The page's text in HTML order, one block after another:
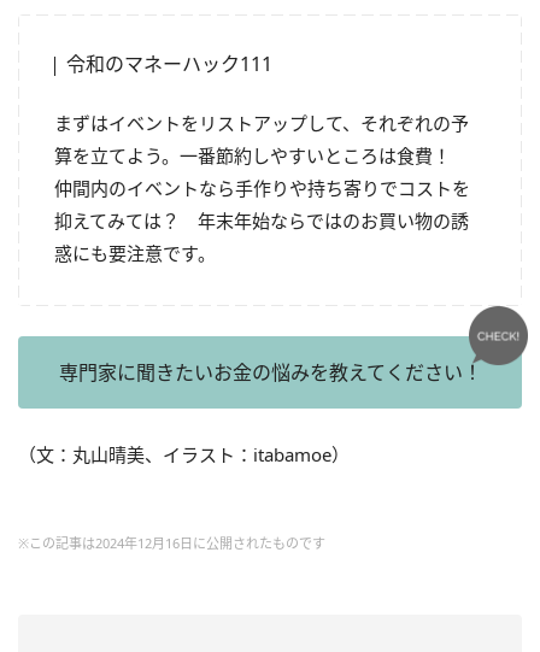
令和のマネーハック111
まずはイベントをリストアップして、それぞれの予
算を立てよう。一番節約しやすいところは食費！
仲間内のイベントなら手作りや持ち寄りでコストを
抑えてみては？ 年末年始ならではのお買い物の誘
惑にも要注意です。
専門家に聞きたいお金の悩みを教えてください！
（文：丸山晴美、イラスト：itabamoe）
※この記事は2024年12月16日に公開されたものです